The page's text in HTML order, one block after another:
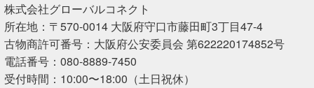
株式会社グローバルコネクト
所在地：〒570-0014 大阪府守口市藤田町3丁目47-4
古物商許可番号：大阪府公安委員会 第622220174852号
電話番号：080-8889-7450
受付時間：10:00〜18:00（土日祝休）